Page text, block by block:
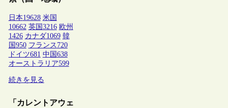
日本19628 米国
10662 英国 3216 欧州
1426 カナダ1069 韓
国 950 フランス 720
ドイツ681 中国 638
オーストラリア599
続きを見る
「カレントアウェ